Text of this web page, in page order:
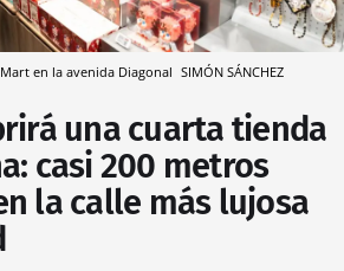
en la avenida Diagonal SIMÓN SÁNCHEZ
una cuarta tienda
casi 200 metros
la calle más lujosa